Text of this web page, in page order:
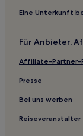
Hotels nahe
Rimons Hotels
Saint-Louis-De-
Le Fouilloux Hotels
Hotels nahe
Pujols Hotels
Eine Unterkunft
Für Anbieter,
Affiliate-Partner-
Presse
Bei uns werben
Reiseveranstalter